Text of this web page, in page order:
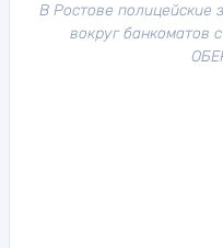
В Ростове полицейские
вокруг банкоматов